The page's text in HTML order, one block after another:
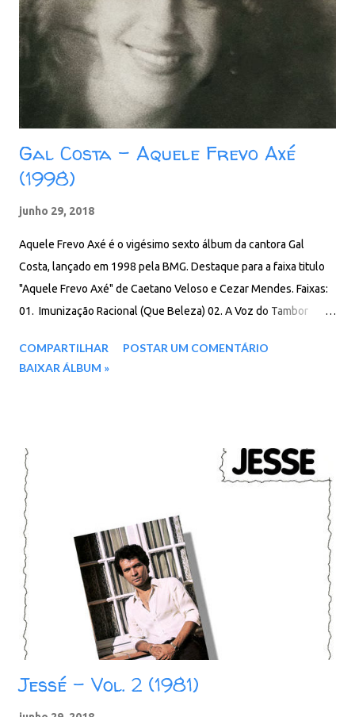
Gal Costa - Aquele Frevo Axé
(1998)
junho 29, 2018
Aquele Frevo Axé é o vigésimo sexto álbum da cantora Gal
Costa, lançado em 1998 pela BMG. Destaque para a faixa titulo
"Aquele Frevo Axé" de Caetano Veloso e Cezar Mendes. Faixas:
01. Imunização Racional (Que Beleza) 02. A Voz do Tambor
de Juventud 07. Aguarte Agora 08. Qui Nem Giló 09. Você
MediaFire
COMPARTILHAR
POSTAR UM COMENTÁRIO
BAIXAR ÁLBUM »
Jessé - Vol. 2 (1981)